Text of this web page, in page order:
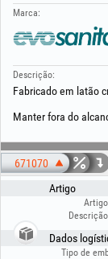
Marca:
Descrição:
Fabricado em latão
Manter fora do
671070
Artigo
Dados
Tipo de